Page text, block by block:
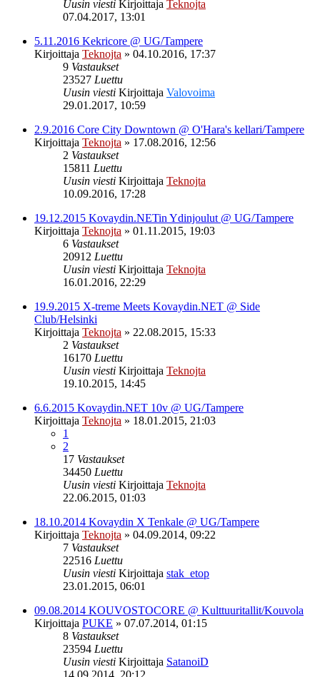
Uusin viesti Kirjoittaja Teknojta
07.04.2017, 13:01
5.11.2016 Kekricore @ UG/Tampere
Kirjoittaja Teknojta » 04.10.2016, 17:37
9 Vastaukset
23527 Luettu
Uusin viesti Kirjoittaja Valovoima
29.01.2017, 10:59
2.9.2016 Core City Downtown @ O'Hara's kellari/Tampere
Kirjoittaja Teknojta » 17.08.2016, 12:56
2 Vastaukset
15811 Luettu
Uusin viesti Kirjoittaja Teknojta
10.09.2016, 17:28
19.12.2015 Kovaydin.NETin Ydinjoulut @ UG/Tampere
Kirjoittaja Teknojta » 01.11.2015, 19:03
6 Vastaukset
20912 Luettu
Uusin viesti Kirjoittaja Teknojta
16.01.2016, 22:29
19.9.2015 X-treme Meets Kovaydin.NET @ Side
Club/Helsinki
Kirjoittaja Teknojta » 22.08.2015, 15:33
2 Vastaukset
16170 Luettu
Uusin viesti Kirjoittaja Teknojta
19.10.2015, 14:45
6.6.2015 Kovaydin.NET 10v @ UG/Tampere
Kirjoittaja Teknojta » 18.01.2015, 21:03
1
2
17 Vastaukset
34450 Luettu
Uusin viesti Kirjoittaja Teknojta
22.06.2015, 01:03
18.10.2014 Kovaydin X Tenkale @ UG/Tampere
Kirjoittaja Teknojta » 04.09.2014, 09:22
7 Vastaukset
22516 Luettu
Uusin viesti Kirjoittaja stak_etop
23.01.2015, 06:01
09.08.2014 KOUVOSTOCORE @ Kulttuuritallit/Kouvola
Kirjoittaja PUKE » 07.07.2014, 01:15
8 Vastaukset
23594 Luettu
Uusin viesti Kirjoittaja SatanoiD
14.09.2014, 20:12